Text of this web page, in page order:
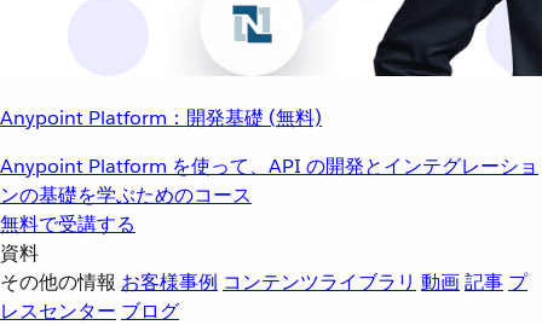
Anypoint Platform：開発基礎 (無料)
Anypoint Platform を使って、API の開発とインテグレーショ
ンの基礎を学ぶためのコース
無料で受講する
資料
その他の情報 お客様事例 コンテンツライブラリ 動画記事 プ
レスセンター ブログ